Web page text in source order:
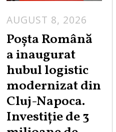
AUGUST 8, 2026
Poșta Română
a inaugurat
hubul logistic
modernizat din
Cluj-Napoca.
Investiție de 3